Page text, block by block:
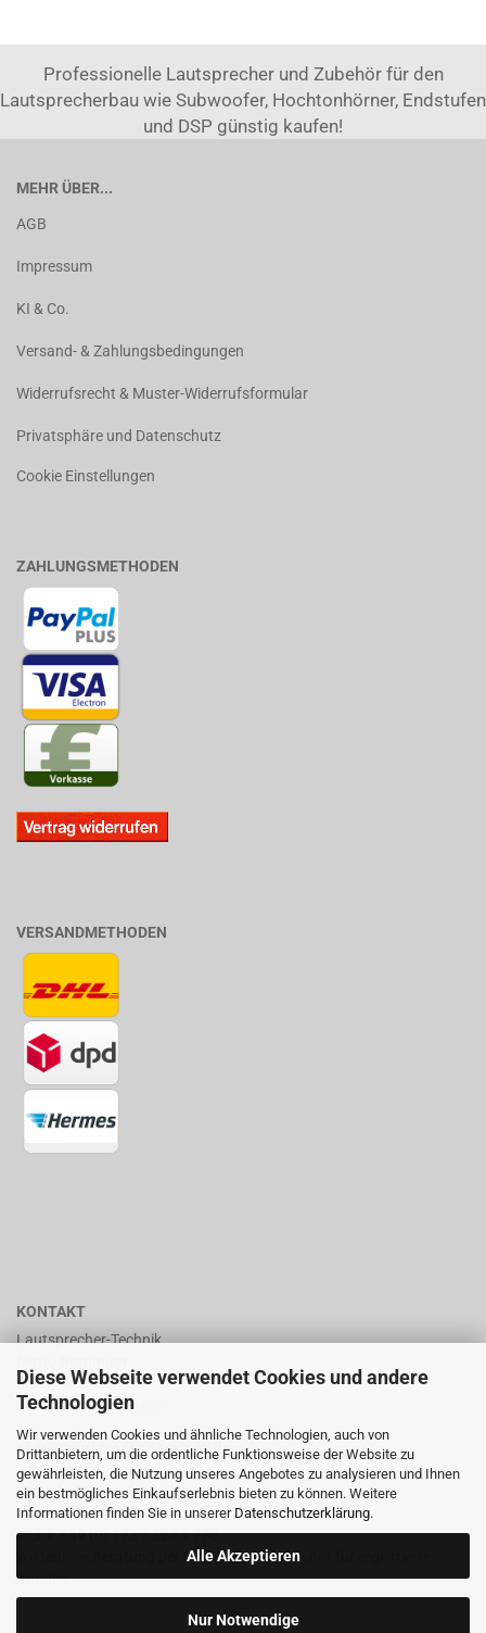
Diese Webseite verwendet Cookies und andere
Technologien
Wir verwenden Cookies und ähnliche Technologien, auch von
Drittanbietern, um die ordentliche Funktionsweise der Website zu
gewährleisten, die Nutzung unseres Angebotes zu analysieren und Ihnen
ein bestmögliches Einkaufserlebnis bieten zu können. Weitere
Informationen finden Sie in unserer Datenschutzerklärung.
Alle Akzeptieren
Nur Notwendige
Professionelle Lautsprecher und Zubehör für den
Lautsprecherbau wie Subwoofer, Hochtonhörner, Endstufen
und DSP günstig kaufen!
MEHR ÜBER...
AGB
Impressum
KI & Co.
Versand- & Zahlungsbedingungen
Widerrufsrecht & Muster-Widerrufsformular
Privatsphäre und Datenschutz
Cookie Einstellungen
ZAHLUNGSMETHODEN
VERSANDMETHODEN
KONTAKT
Lautsprecher-Technik
Frankenhäuserstr. 65
99706 Sondershausen
shop@lautsprecher-technik.de
Tel.: +49 (0) 36 32 / 757 876
Fax: +49 (0) 36 32 / 757 875
Mobil: +49 (0) 173 / 32 44 770
kostenlose Beratung per Email oder Telefon nur für registrierte
Kunden